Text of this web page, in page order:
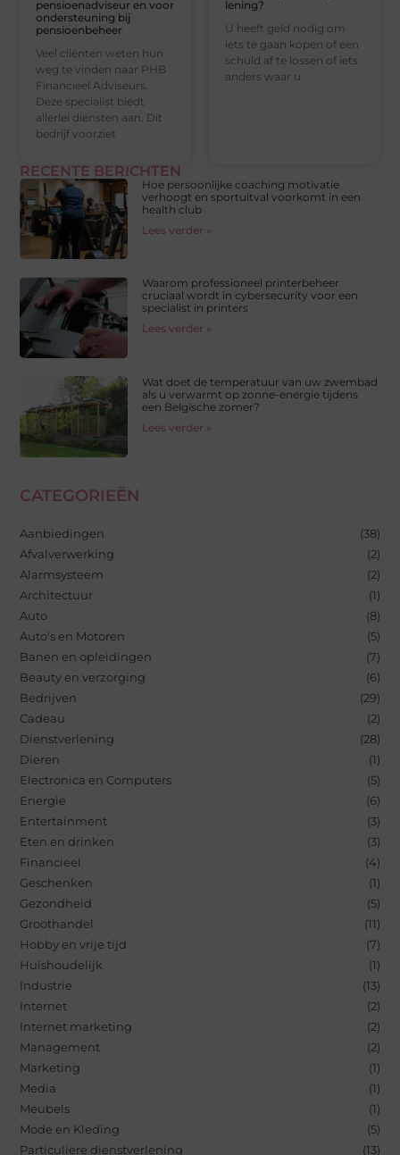
pensioenadviseur en voor
ondersteuning bij
pensioenbeheer
Veel cliënten weten hun
weg te vinden naar PHB
Financieel Adviseurs.
Deze specialist biedt
allerlei diensten aan. Dit
bedrijf voorziet
lening?
U heeft geld nodig om
iets te gaan kopen of een
schuld af te lossen of iets
anders waar u
RECENTE BERICHTEN
Hoe persoonlijke coaching motivatie
verhoogt en sportuitval voorkomt in een
health club
Lees verder »
Waarom professioneel printerbeheer
cruciaal wordt in cybersecurity voor een
specialist in printers
Lees verder »
Wat doet de temperatuur van uw zwembad
als u verwarmt op zonne-energie tijdens
een Belgische zomer?
Lees verder »
CATEGORIEËN
Aanbiedingen
(38)
Afvalverwerking
(2)
Alarmsysteem
(2)
Architectuur
(1)
Auto
(8)
Auto's en Motoren
(5)
Banen en opleidingen
(7)
Beauty en verzorging
(6)
Bedrijven
(29)
Cadeau
(2)
Dienstverlening
(28)
Dieren
(1)
Electronica en Computers
(5)
Energie
(6)
Entertainment
(3)
Eten en drinken
(3)
Financieel
(4)
Geschenken
(1)
Gezondheid
(5)
Groothandel
(11)
Hobby en vrije tijd
(7)
Huishoudelijk
(1)
Industrie
(13)
Internet
(2)
Internet marketing
(2)
Management
(2)
Marketing
(1)
Media
(1)
Meubels
(1)
Mode en Kleding
(5)
Particuliere dienstverlening
(13)